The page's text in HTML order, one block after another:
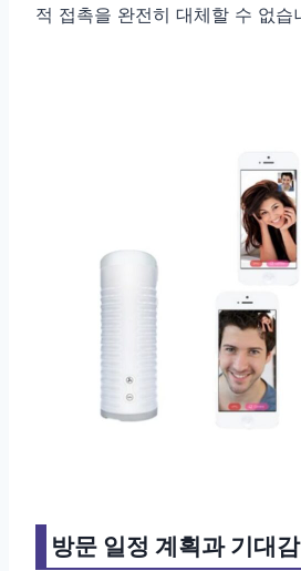
적 접촉을 완전히 대체할 수 없습
방문 일정 계획과 기대